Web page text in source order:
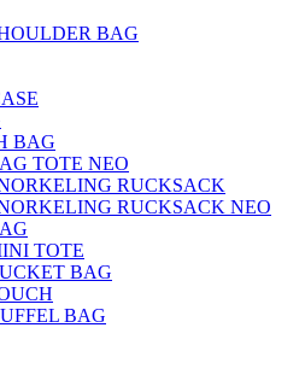
BAG
BAG
TOTE NEO
RUCKSACK
RUCKSACK NEO
TOTE
BAG
BAG